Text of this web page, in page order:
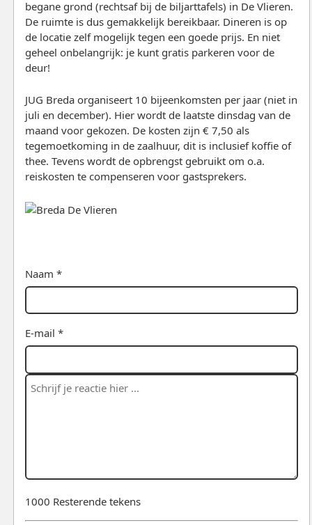
begane grond (rechtsaf bij de biljarttafels) in De Vlieren.
De ruimte is dus gemakkelijk bereikbaar. Dineren is op
de locatie zelf mogelijk tegen een goede prijs. En niet
geheel onbelangrijk: je kunt gratis parkeren voor de
deur!
JUG Breda organiseert 10 bijeenkomsten per jaar (niet in
juli en december). Hier wordt de laatste dinsdag van de
maand voor gekozen. De kosten zijn € 7,50 als
tegemoetkoming in de zaalhuur, dit is inclusief koffie of
thee. Tevens wordt de opbrengst gebruikt om o.a.
reiskosten te compenseren voor gastsprekers.
Naam *
E-mail *
1000 Resterende tekens